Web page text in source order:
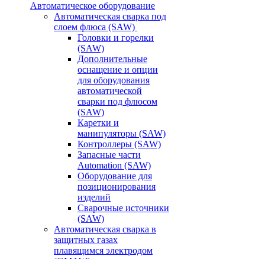
Автоматическое оборудование
Автоматическая сварка под
слоем флюса (SAW)
Головки и горелки
(SAW)
Дополнительные
оснащение и опции
для оборудования
автоматической
сварки под флюсом
(SAW)
Каретки и
манипуляторы (SAW)
Контроллеры (SAW)
Запасные части
Automation (SAW)
Оборудование для
позиционирования
изделий
Сварочные источники
(SAW)
Автоматическая сварка в
защитных газах
плавящимся электродом